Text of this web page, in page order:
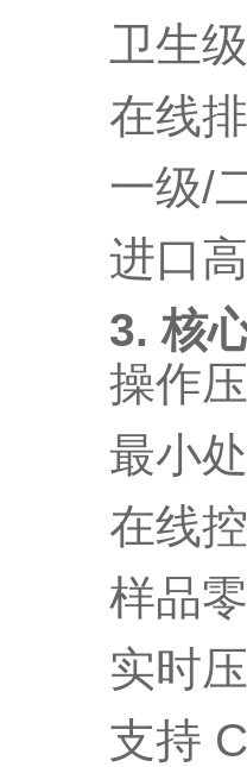
卫生
在线
一级/
进口
3. 核
操作
最小
在线
样品
实时
支持